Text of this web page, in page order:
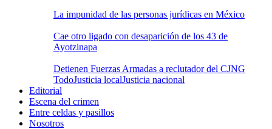
La impunidad de las personas jurídicas en México
Cae otro ligado con desaparición de los 43 de
Ayotzinapa
Detienen Fuerzas Armadas a reclutador del CJNG
TodoJusticia localJusticia nacional
Editorial
Escena del crimen
Entre celdas y pasillos
Nosotros